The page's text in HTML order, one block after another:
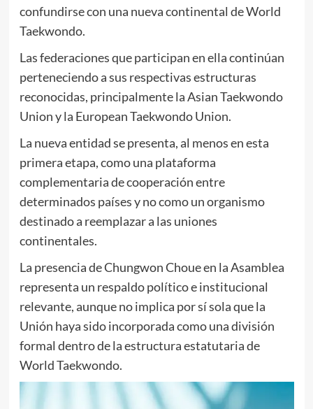
confundirse con una nueva continental de World
Taekwondo.
Las federaciones que participan en ella continúan
perteneciendo a sus respectivas estructuras
reconocidas, principalmente la Asian Taekwondo
Union y la European Taekwondo Union.
La nueva entidad se presenta, al menos en esta
primera etapa, como una plataforma
complementaria de cooperación entre
determinados países y no como un organismo
destinado a reemplazar a las uniones
continentales.
La presencia de Chungwon Choue en la Asamblea
representa un respaldo político e institucional
relevante, aunque no implica por sí sola que la
Unión haya sido incorporada como una división
formal dentro de la estructura estatutaria de
World Taekwondo.